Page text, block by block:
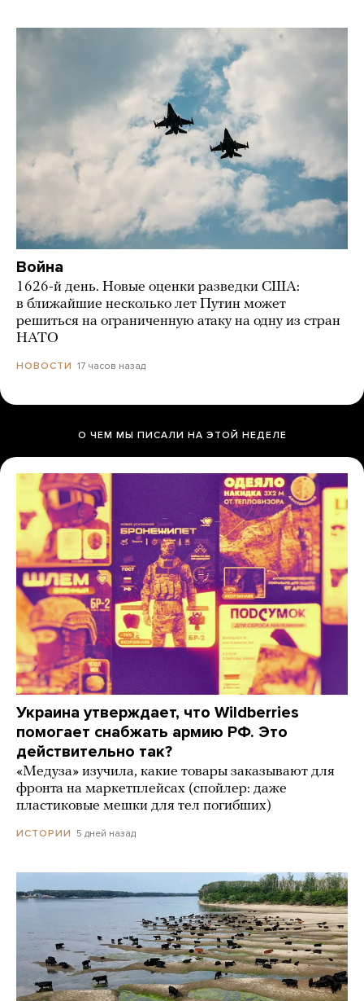
Война
1626-й день. Новые оценки разведки США:
в ближайшие несколько лет Путин может
решиться на ограниченную атаку на одну из стран
НАТО
НОВОСТИ 17 часов назад
О ЧЕМ МЫ ПИСАЛИ НА ЭТОЙ НЕДЕЛЕ
Украина утверждает, что Wildberries
помогает снабжать армию РФ. Это
действительно так?
«Медуза» изучила, какие товары заказывают для
фронта на маркетплейсах (спойлер: даже
пластиковые мешки для тел погибших)
ИСТОРИИ 5 дней назад